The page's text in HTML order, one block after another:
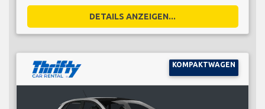
DETAILS ANZEIGEN...
KOMPAKTWAGEN